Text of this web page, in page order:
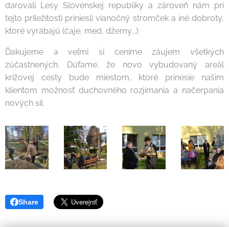
darovali Lesy Slovenskej republiky a zároveň nám pri
tejto príležitosti priniesli vianočný stromček a iné dobroty,
ktoré vyrábajú (čaje, med, džemy...).
Ďakujeme a veľmi si ceníme záujem všetkých
zúčastnených. Dúfame, že novo vybudovaný areál
krížovej cesty bude miestom, ktoré prinesie našim
klientom možnosť duchovného rozjímania a načerpania
nových síl.
Share